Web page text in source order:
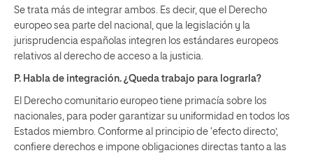
Se trata más de integrar ambos. Es decir, que el Derecho
europeo sea parte del nacional, que la legislación y la
jurisprudencia españolas integren los estándares europeos
relativos al derecho de acceso a la justicia.
P. Habla de integración. ¿Queda trabajo para lograrla?
El Derecho comunitario europeo tiene primacía sobre los
nacionales, para poder garantizar su uniformidad en todos los
Estados miembro. Conforme al principio de ‘efecto directo’,
confiere derechos e impone obligaciones directas tanto a las